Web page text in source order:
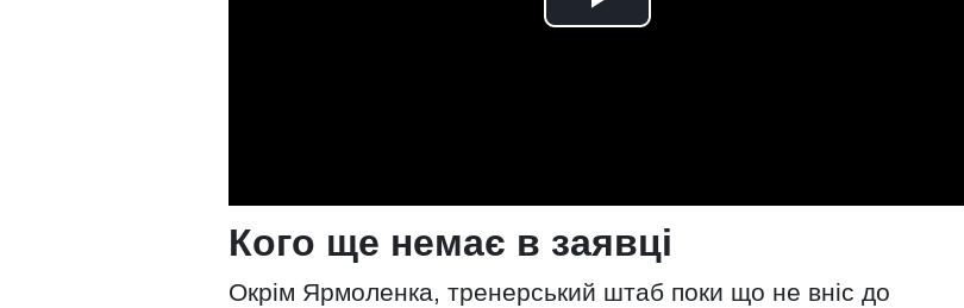
Кого ще немає в заявці
Окрім Ярмоленка, тренерський штаб поки що не вніс до